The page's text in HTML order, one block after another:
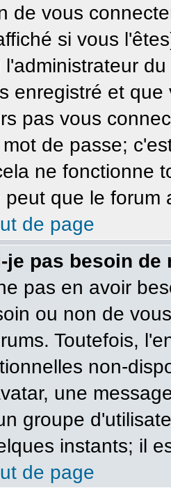
de vous
si vous
enregistré et
pas vous
de passe;
ne fonctionne
peut que le forum
de page
je pas besoin de
pas en avoir
ou non de
Toutefois,
non-
une
groupe
instants; il
de page